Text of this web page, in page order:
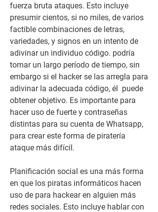
fuerza bruta ataques. Esto incluye
presumir cientos, si no miles, de varios
factible combinaciones de letras,
variedades, y signos en un intento de
adivinar un individuo código. podría
tomar un largo período de tiempo, sin
embargo si el hacker se las arregla para
adivinar la adecuada código, él  puede
obtener objetivo. Es importante para
hacer uso de fuerte y contraseñas
distintas para su cuenta de Whatsapp,
para crear este forma de piratería
ataque más difícil.
Planificación social es una más forma
en que los piratas informáticos hacen
uso de para hackear en alguien más
redes sociales. Esto incluye hablar con